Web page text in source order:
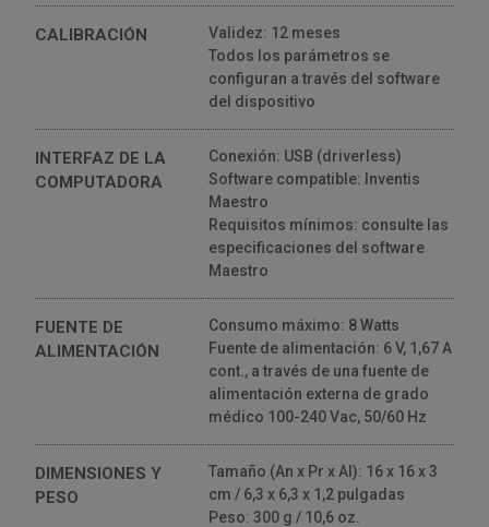
CALIBRACIÓN
Validez: 12 meses
Todos los parámetros se
configuran a través del software
del dispositivo
INTERFAZ DE LA
COMPUTADORA
Conexión: USB (driverless)
Software compatible: Inventis
Maestro
Requisitos mínimos: consulte las
especificaciones del software
Maestro
FUENTE DE
ALIMENTACIÓN
Consumo máximo: 8 Watts
Fuente de alimentación: 6 V, 1,67 A
cont., a través de una fuente de
alimentación externa de grado
médico 100-240 Vac, 50/60 Hz
DIMENSIONES Y
PESO
Tamaño (An x Pr x Al): 16 x 16 x 3
cm / 6,3 x 6,3 x 1,2 pulgadas
Peso: 300 g / 10,6 oz.